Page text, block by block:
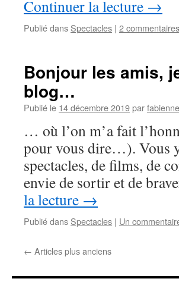
Continuer la lecture →
Publié dans Spectacles | 2 commentaires
Bonjour les amis,
blog…
Publié le 14 décembre 2019parfabienne
… où l’on m’a fait
pour vous dire…). Vous
spectacles, de films, de
envie de sortir et de
la lecture →
Publié dans Spectacles | Un
← Articles plus anciens